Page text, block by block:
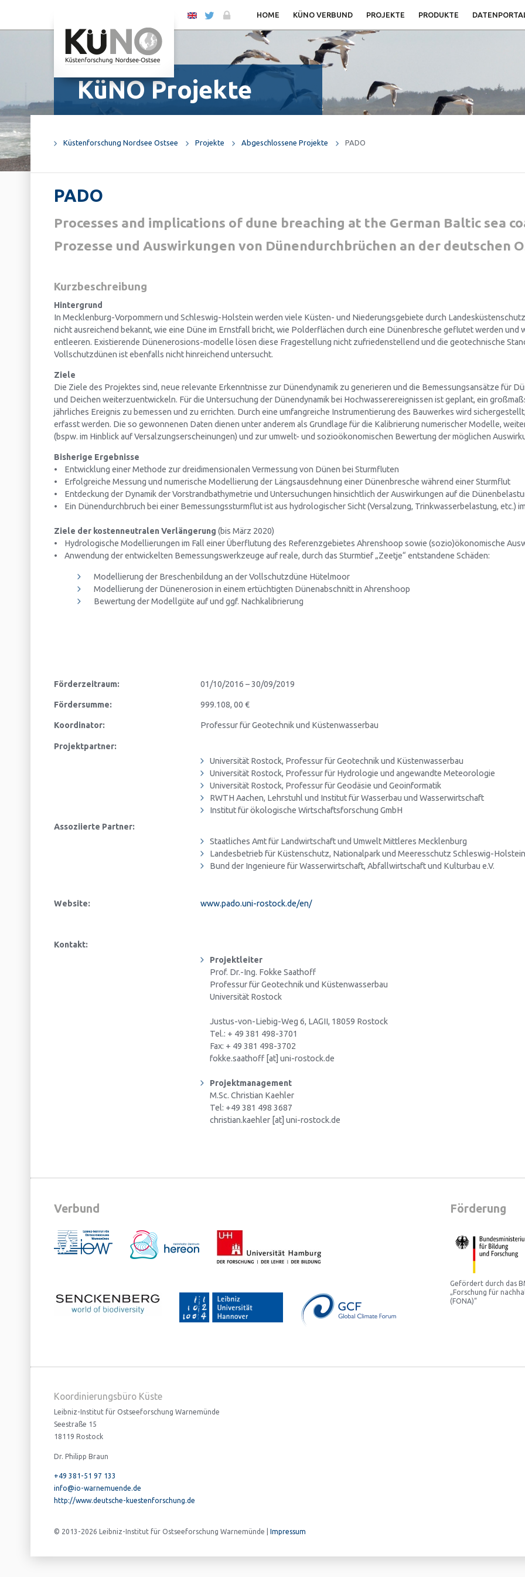
EN HOME KÜNO VERBUND PROJEKTE PRODUKTE
KüNO Projekte
Küstenforschung Nordsee Ostsee Projekte Abgeschlossene Projekte PADO
PADO
Processes and implications of dune breaching at the German Baltic sea
Prozesse und Auswirkungen von Dünendurchbrüchen an der deutschen
Kurzbeschreibung
Hintergrund
In Mecklenburg-Vorpommern und Schleswig-Holstein werden viele Küsten- und Niederungsgebiete durch
nicht ausreichend bekannt, wie eine Düne im Ernstfall bricht, wie Polderflächen durch eine Dünenbresche geflutet werden und
entleeren. Existierende Dünenerosions-modelle lösen diese Fragestellung nicht zufriedenstellend und die geotechnische
Vollschutzdünen ist ebenfalls nicht hinreichend untersucht.
Ziele
Die Ziele des Projektes sind, neue relevante Erkenntnisse zur Dünendynamik zu generieren und die Bemessungsansätze für
und Deichen weiterzuentwickeln. Für die Untersuchung der Dünendynamik bei Hochwasserereignissen ist geplant, ein
jährliches Ereignis zu bemessen und zu errichten. Durch eine umfangreiche Instrumentierung des Bauwerkes wird
erfasst werden. Die so gewonnenen Daten dienen unter anderem als Grundlage für die Kalibrierung numerischer Modelle,
(bspw. im Hinblick auf Versalzungserscheinungen) und zur umwelt- und sozioökonomischen Bewertung der möglichen
Bisherige Ergebnisse
• Entwicklung einer Methode zur dreidimensionalen Vermessung von Dünen bei Sturmfluten
• Erfolgreiche Messung und numerische Modellierung der Längsausdehnung einer Dünenbresche während einer Sturmflut
• Entdeckung der Dynamik der Vorstrandbathymetrie und Untersuchungen hinsichtlich der Auswirkungen auf die
• Ein Dünendurchbruch bei einer Bemessungssturmflut ist aus hydrologischer Sicht (Versalzung, Trinkwasserbelastung, etc.)
Ziele der kostenneutralen Verlängerung (bis März 2020)
• Hydrologische Modellierungen im Fall einer Überflutung des Referenzgebietes Ahrenshoop sowie (sozio)ökonomische
• Anwendung der entwickelten Bemessungswerkzeuge auf reale, durch das Sturmtief „Zeetje“ entstandene Schäden:
Modellierung der Breschenbildung an der Vollschutzdüne Hütelmoor
Modellierung der Dünenerosion in einem ertüchtigten Dünenabschnitt in Ahrenshoop
Bewertung der Modellgüte auf und ggf. Nachkalibrierung
Förderzeitraum: 01/10/2016 – 30/09/2019
Fördersumme: 999.108, 00 €
Koordinator: Professur für Geotechnik und Küstenwasserbau
Projektpartner:
Universität Rostock, Professur für Geotechnik und Küstenwasserbau
Universität Rostock, Professur für Hydrologie und angewandte Meteorologie
Universität Rostock, Professur für Geodäsie und Geoinformatik
RWTH Aachen, Lehrstuhl und Institut für Wasserbau und Wasserwirtschaft
Institut für ökologische Wirtschaftsforschung GmbH
Assoziierte Partner:
Staatliches Amt für Landwirtschaft und Umwelt Mittleres Mecklenburg
Landesbetrieb für Küstenschutz, Nationalpark und Meeresschutz Schleswig-Holstein
Bund der Ingenieure für Wasserwirtschaft, Abfallwirtschaft und Kulturbau e.V.
Website: www.pado.uni-rostock.de/en/
Kontakt:
Projektleiter
Prof. Dr.-Ing. Fokke Saathoff
Professur für Geotechnik und Küstenwasserbau
Universität Rostock
Justus-von-Liebig-Weg 6, LAGII, 18059 Rostock
Tel.: + 49 381 498-3701
Fax: + 49 381 498-3702
fokke.saathoff [at] uni-rostock.de
Projektmanagement
M.Sc. Christian Kaehler
Tel: +49 381 498 3687
christian.kaehler [at] uni-rostock.de
Verbund Förderung
Gefördert durch das
„Forschung für
(FONA)“
Koordinierungsbüro Küste
Leibniz-Institut für Ostseeforschung Warnemünde
Seestraße 15
18119 Rostock
Dr. Philipp Braun
+49 381-51 97 133
info@io-warnemuende.de
http://www.deutsche-kuestenforschung.de
© 2013-2026 Leibniz-Institut für Ostseeforschung Warnemünde | Impressum